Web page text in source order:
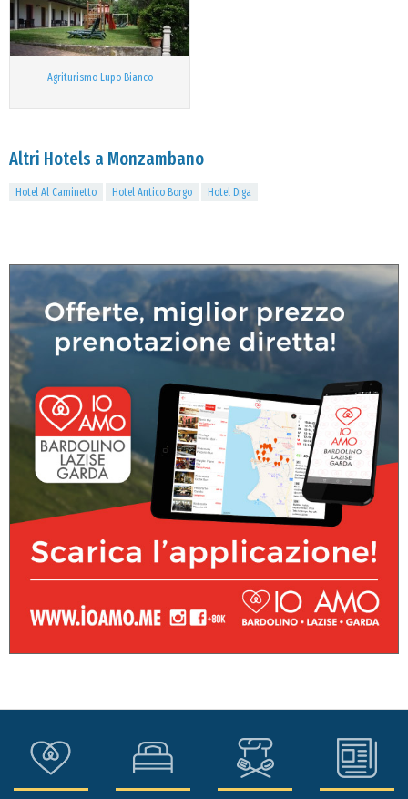
Agriturismo Lupo Bianco
Altri Hotels a Monzambano
Hotel Al Caminetto Hotel Antico Borgo Hotel Diga